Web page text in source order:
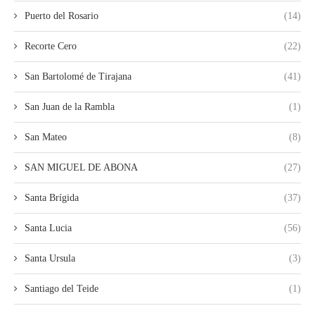
Puerto del Rosario (14)
Recorte Cero (22)
San Bartolomé de Tirajana (41)
San Juan de la Rambla (1)
San Mateo (8)
SAN MIGUEL DE ABONA (27)
Santa Brígida (37)
Santa Lucia (56)
Santa Ursula (3)
Santiago del Teide (1)